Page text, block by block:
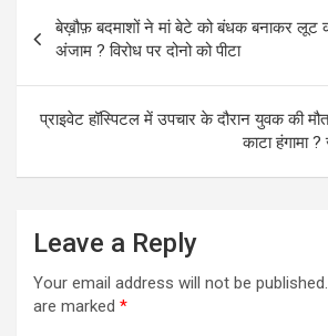
p
k
Post
navigation
बेख़ौफ़ बदमाशों ने मां बेटे को बंधक बनाकर लूट
अंजाम ? विरोध पर दोनो को पीटा
प्राइवेट हॉस्पिटल में उपचार के दौरान युवक की
काटा हंगामा
Leave a Reply
Your email address will not be published.
are marked *